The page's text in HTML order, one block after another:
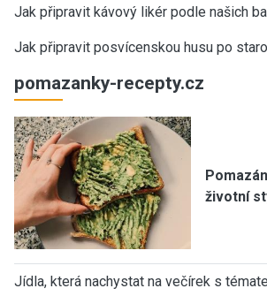
Jak připravit kávový likér podle našich
Jak připravit posvícenskou husu po
pomazanky-recepty.cz
životní
Jídla, která nachystat na večírek s